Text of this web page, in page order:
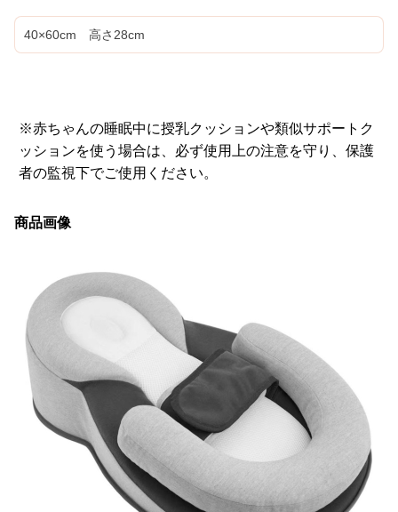
40×60cm 高さ28cm
※赤ちゃんの睡眠中に授乳クッションや類似サポートク
ッションを使う場合は、必ず使用上の注意を守り、保護
者の監視下でご使用ください。
商品画像